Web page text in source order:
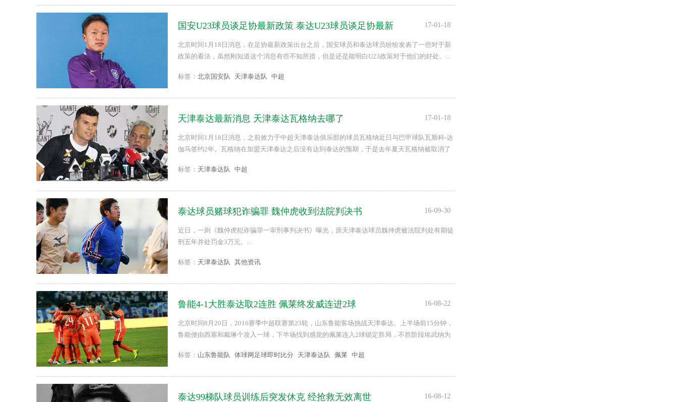
17-01-18
国安U23球员谈足协最新政策 泰达U23球员谈足协最新
北京时间1月18日消息，在足协最新政策出台之后，国安球员和泰达球员纷纷发表了一些对于新
政策的看法，虽然刚知道这个消息有些不知所措，但是还是能明白U23政策对于他们的好处。...
标签： 北京国安队 天津泰达队 中超
17-01-18
天津泰达最新消息 天津泰达瓦格纳去哪了
北京时间1月18日消息，之前效力于中超天津泰达俱乐部的球员瓦格纳近日与巴甲球队瓦斯科-达
伽马签约2年。瓦格纳在加盟天津泰达之后没有达到泰达的预期，于是去年夏天瓦格纳被取消了
标签： 天津泰达队 中超
16-09-30
泰达球员赌球犯诈骗罪 魏仲虎收到法院判决书
近日，一则《魏仲虎犯诈骗罪一审刑事判决书》曝光，原天津泰达球员魏仲虎被法院判处有期徒
刑五年并处罚金3万元。...
标签： 天津泰达队 其他资讯
16-08-22
鲁能4-1大胜泰达取2连胜 佩莱终发威连进2球
北京时间8月20日，2016赛季中超联赛第23轮，山东鲁能客场挑战天津泰达。上半场前15分钟，
鲁能便由西塞和戴琳个攻入一球，下半场找到感觉的佩莱连入2球锁定胜局，不胜阶段埃武纳为
标签： 山东鲁能队 体球网足球即时比分 天津泰达队 佩莱 中超
16-08-12
泰达99梯队球员训练后突发休克 经抢救无效离世